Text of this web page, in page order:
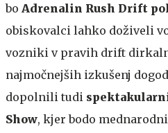
bo Adrenalin Rush Drift
obiskovalci lahko doživeli
vozniki v pravih drift
najmočnejših izkušenj
dopolnili tudi
Show, kjer bodo